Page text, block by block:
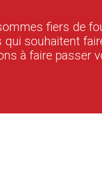
fiers de
qui souhaitent
à faire passer